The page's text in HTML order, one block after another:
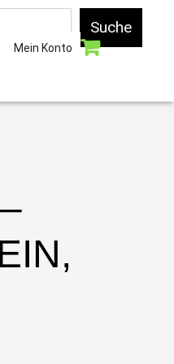
Suche
Mein Konto